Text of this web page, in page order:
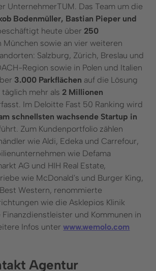
UnternehmerTUM. Das Team um die
Bodenmüller, Bastian Pieper und
heute über 250
München sowie an vier weiteren
Salzburg, Zürich, Breslau und
Region sowie in Polen und Italien
3.000 Parkflächen auf die Lösung
mehr als 2 Millionen
Im Deloitte Fast 50 Ranking wird
schnellsten wachsende Startup in
Zum Kundenportfolio zählen
wie Aldi, Edeka und Carrefour,
wie Defama
AG und HIH Real Estate,
wie McDonald's und Burger King,
Western, renommierte
wie die Asklepios Klinik
Finanzdienstleister und Kommunen in
Infos unterwww.wemolo.com
Agentur